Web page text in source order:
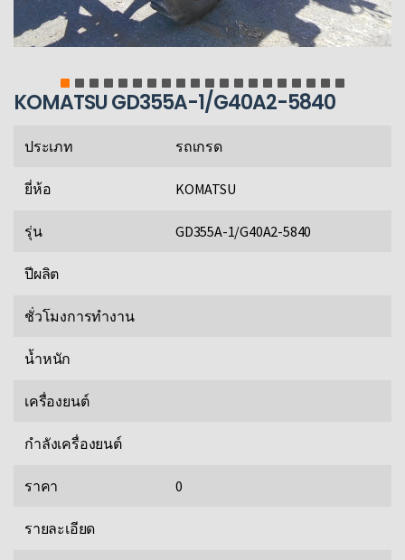
KOMATSU GD355A-1/G40A2-5840
ประเภท รถเกรด
ยี่ห้อ KOMATSU
รุ่น GD355A-1/G40A2-5840
ปีผลิต
ชั่วโมงการทำงาน
น้ำหนัก
เครื่องยนต์
กำลังเครื่องยนต์
ราคา 0
รายละเอียด